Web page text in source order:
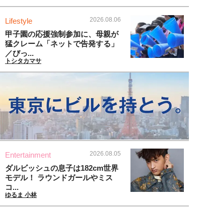
Lifestyle 2026.08.06
甲子園の応援強制参加に、母親が
猛クレーム「ネットで告発する」
／びっ...
トシタカマサ
Entertainment 2026.08.05
ダルビッシュの息子は182cm世界
モデル！ ラウンドガールやミス
コ...
ゆるま 小林